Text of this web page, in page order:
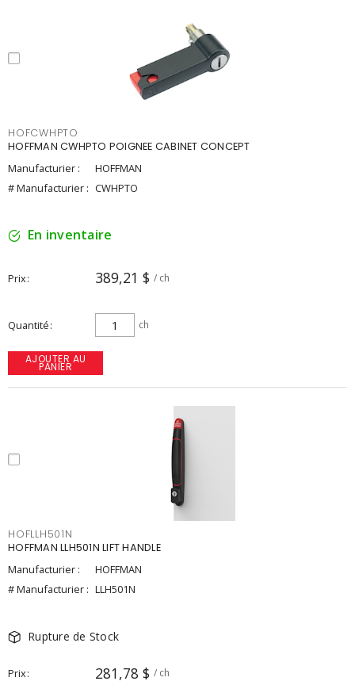
HOFCWHPTO
HOFFMAN CWHPTO POIGNEE CABINET CONCEPT
Manufacturier :
HOFFMAN
# Manufacturier : CWHPTO
En inventaire
Prix 389,21 $ / ch
Quantité ch
AJOUTER AU
PANIER
HOFLLH501N
HOFFMAN LLH501N LIFT HANDLE
Manufacturier :
HOFFMAN
# Manufacturier : LLH501N
Rupture de Stock
Prix 281,78 $ / ch